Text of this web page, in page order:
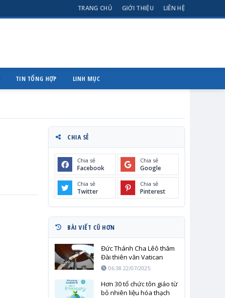
TRANG CHỦ GIỚI THIỆU LIÊN HỆ
TIN TỔNG HỢP LINH MỤC
CHIA SẺ
Chia sẻ
Facebook
Chia sẻ
Google
Chia sẻ
Twitter
Chia sẻ
Pinterest
BÀI VIẾT CŨ HƠN
Đức Thánh Cha Lêô thăm
Đài thiên văn Vatican
nhân 56 năm ngày con
trăng
06:38 22/07/2025
Hơn 30 tổ chức tôn giáo từ
bỏ nhiên liệu hóa thạch